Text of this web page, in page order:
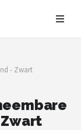
- Zwart